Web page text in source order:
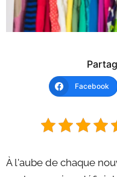
Facebook
À l'aube de chaque